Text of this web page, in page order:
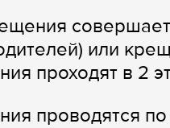
или
проходят в 2
проводятся